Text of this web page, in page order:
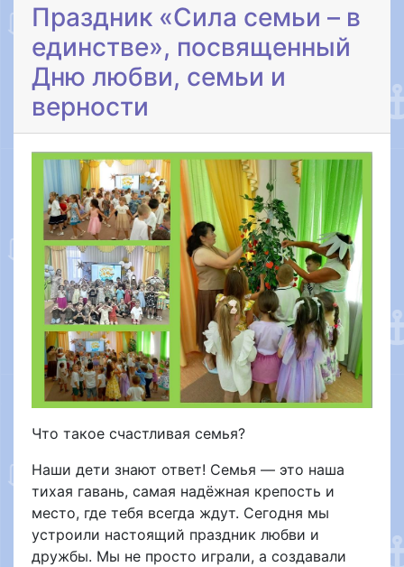
Праздник «Сила семьи – в
единстве», посвященный
Дню любви, семьи и
верности
Что такое счастливая семья?
Наши дети знают ответ! Семья — это наша
тихая гавань, самая надёжная крепость и
место, где тебя всегда ждут. Сегодня мы
устроили настоящий праздник любви и
дружбы. Мы не просто играли, а создавали